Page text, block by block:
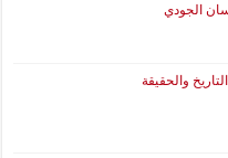
الجودي